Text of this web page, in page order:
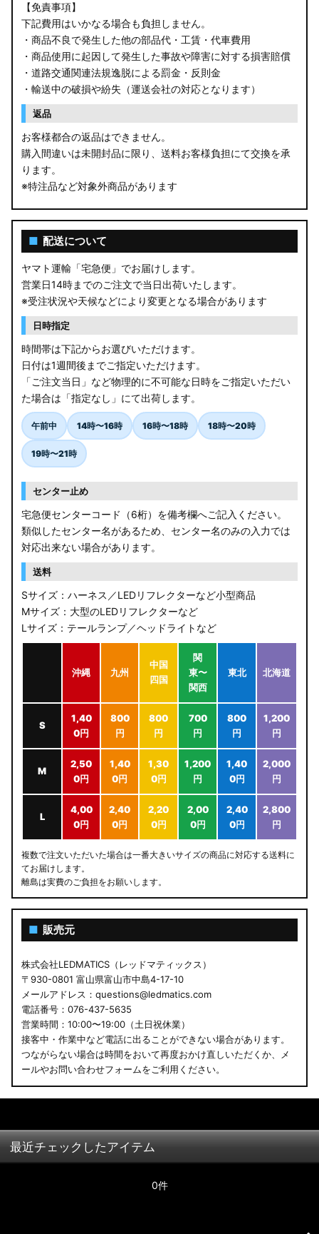
【免責事項】
下記費用はいかなる場合も負担しません。
・商品不良で発生した他の部品代・工賃・代車費用
・商品使用に起因して発生した事故や障害に対する損害賠償
・道路交通関連法規逸脱による罰金・反則金
・輸送中の破損や紛失（運送会社の対応となります）
返品
お客様都合の返品はできません。
購入間違いは未開封品に限り、送料お客様負担にて交換を承
ります。
※特注品など対象外商品があります
■ 配送について
ヤマト運輸「宅急便」でお届けします。
営業日14時までのご注文で当日出荷いたします。
※受注状況や天候などにより変更となる場合があります
日時指定
時間帯は下記からお選びいただけます。
日付は1週間後までご指定いただけます。
「ご注文当日」など物理的に不可能な日時をご指定いただい
た場合は「指定なし」にて出荷します。
午前中 14時〜16時 16時〜18時 18時〜20時
19時〜21時
センター止め
宅急便センターコード（6桁）を備考欄へご記入ください。
類似したセンター名があるため、センター名のみの入力では
対応出来ない場合があります。
送料
Sサイズ：ハーネス／LEDリフレクターなど小型商品
Mサイズ：大型のLEDリフレクターなど
Lサイズ：テールランプ／ヘッドライトなど
沖縄 九州
中国
四国
関
東〜
関西
東北 北海道
S
1,40
0円
800
円
800
円
700
円
800
円
1,200
円
M
2,50
0円
1,40
0円
1,30
0円
1,200
円
1,40
0円
2,000
円
L
4,00
0円
2,40
0円
2,20
0円
2,00
0円
2,40
0円
2,800
円
複数で注文いただいた場合は一番大きいサイズの商品に対応する送料に
てお届けします。
離島は実費のご負担をお願いします。
■ 販売元
株式会社LEDMATICS（レッドマティックス）
〒930-0801 富山県富山市中島4-17-10
メールアドレス：questions@ledmatics.com
電話番号：076-437-5635
営業時間：10:00〜19:00（土日祝休業）
接客中・作業中など電話に出ることができない場合があります。
つながらない場合は時間をおいて再度おかけ直しいただくか、メ
ールやお問い合わせフォームをご利用ください。
最近チェックしたアイテム
0件